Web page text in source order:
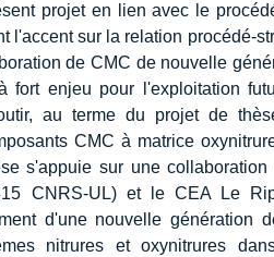
projet en lien avec le
l'accent sur la relation procédé-
de CMC de nouvelle
fort enjeu pour l'exploitation
au terme du projet de
CMC à matrice
s'appuie sur une
CNRS-UL) et le CEA Le
d'une nouvelle génération
nitrures et oxynitrures